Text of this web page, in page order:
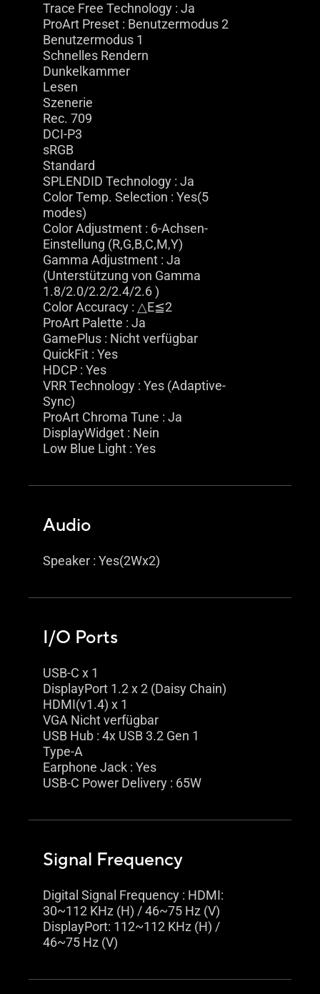
Trace Free Technology : Ja
ProArt Preset : Benutzermodus 2
Benutzermodus 1
Schnelles Rendern
Dunkelkammer
Lesen
Szenerie
Rec. 709
DCI-P3
sRGB
Standard
SPLENDID Technology : Ja
Color Temp. Selection : Yes(5
modes)
Color Adjustment : 6-Achsen-
Einstellung (R,G,B,C,M,Y)
Gamma Adjustment : Ja
(Unterstützung von Gamma
1.8/2.0/2.2/2.4/2.6 )
Color Accuracy : △E≦2
ProArt Palette : Ja
GamePlus : Nicht verfügbar
QuickFit : Yes
HDCP : Yes
VRR Technology : Yes (Adaptive-
Sync)
ProArt Chroma Tune : Ja
DisplayWidget : Nein
Low Blue Light : Yes
Audio
Speaker : Yes(2Wx2)
I/O Ports
USB-C x 1
DisplayPort 1.2 x 2 (Daisy Chain)
HDMI(v1.4) x 1
VGA Nicht verfügbar
USB Hub : 4x USB 3.2 Gen 1
Type-A
Earphone Jack : Yes
USB-C Power Delivery : 65W
Signal Frequency
Digital Signal Frequency : HDMI:
30~112 KHz (H) / 46~75 Hz (V)
DisplayPort: 112~112 KHz (H) /
46~75 Hz (V)